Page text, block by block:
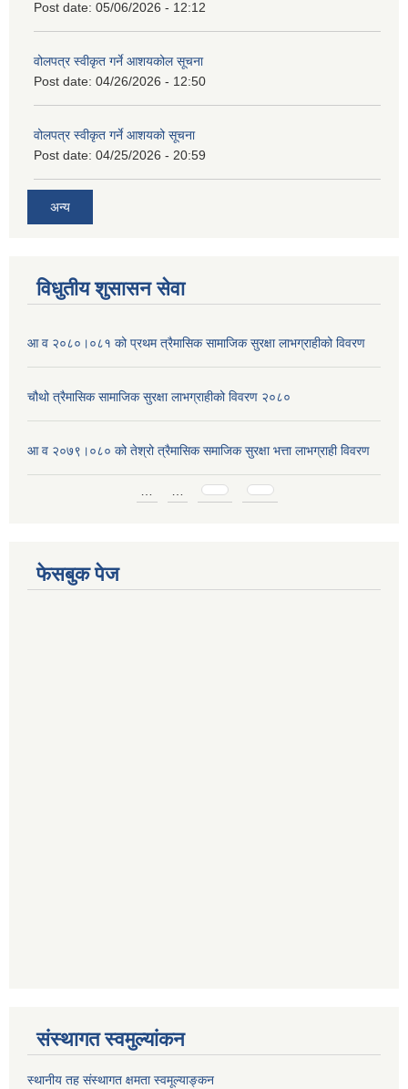
Post date: 05/06/2026 - 12:12
वोलपत्र स्वीकृत गर्ने आशयकोल सूचना
Post date: 04/26/2026 - 12:50
वोलपत्र स्वीकृत गर्ने आशयको सूचना
Post date: 04/25/2026 - 20:59
अन्य
विधुतीय शुसासन सेवा
आ व २०८०।०८१ को प्रथम त्रैमासिक सामाजिक सुरक्षा लाभग्राहीको विवरण
चौथो त्रैमासिक सामाजिक सुरक्षा लाभग्राहीको विवरण २०८०
आ व २०७९।०८० को तेश्रो त्रैमासिक समाजिक सुरक्षा भत्ता लाभग्राही विवरण
फेसबुक पेज
संस्थागत स्वमुल्यांकन
स्थानीय तह संस्थागत क्षमता स्वमूल्याङ्कन